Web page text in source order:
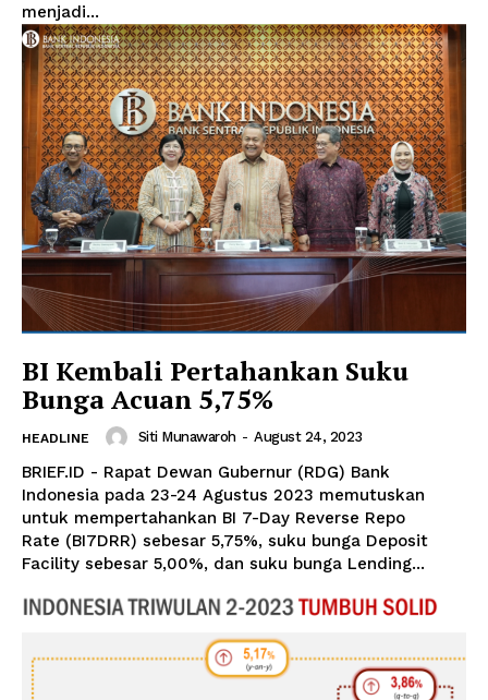
menjadi...
BI Kembali Pertahankan Suku
Bunga Acuan 5,75%
HEADLINE Siti Munawaroh - August 24, 2023
BRIEF.ID - Rapat Dewan Gubernur (RDG) Bank
Indonesia pada 23-24 Agustus 2023 memutuskan
untuk mempertahankan BI 7-Day Reverse Repo
Rate (BI7DRR) sebesar 5,75%, suku bunga Deposit
Facility sebesar 5,00%, dan suku bunga Lending...